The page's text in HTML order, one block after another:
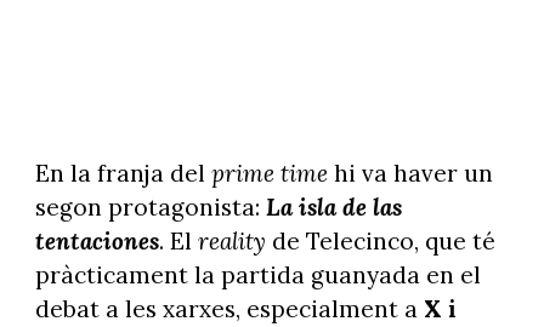
En la franja del prime timehi va haver un
segon protagonista: La isla de las
tentaciones. El reality de Telecinco, que té
pràcticament la partida guanyada en el
debat a les xarxes, especialment a X i